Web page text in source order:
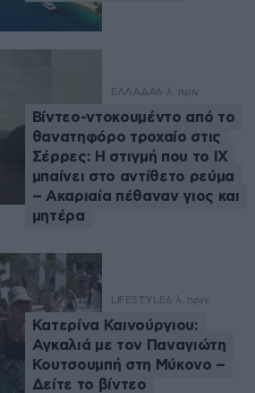
ΕΛΛΑΔΑ6 λ. πριν
Βίντεο-ντοκουμέντο από το
θανατηφόρο τροχαίο στις
Σέρρες: Η στιγμή που το ΙΧ
μπαίνει στο αντίθετο ρεύμα
– Ακαριαία πέθαναν γιος και
μητέρα
LIFESTYLE6 λ. πριν
Κατερίνα Καινούργιου:
Αγκαλιά με τον Παναγιώτη
Κουτσουμπή στη Μύκονο –
Δείτε το βίντεο